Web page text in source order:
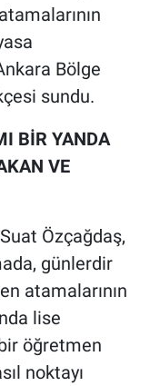
Bölge
sundu.
BİR YANDA
VE
Özçağdaş,
günlerdir
atamalarının
lise
öğretmen
noktayı